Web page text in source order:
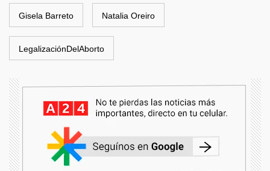
Gisela Barreto Natalia Oreiro
LegalizaciónDelAborto